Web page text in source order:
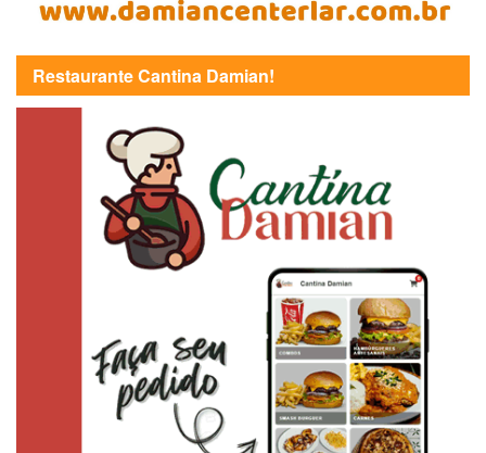
Restaurante Cantina Damian!